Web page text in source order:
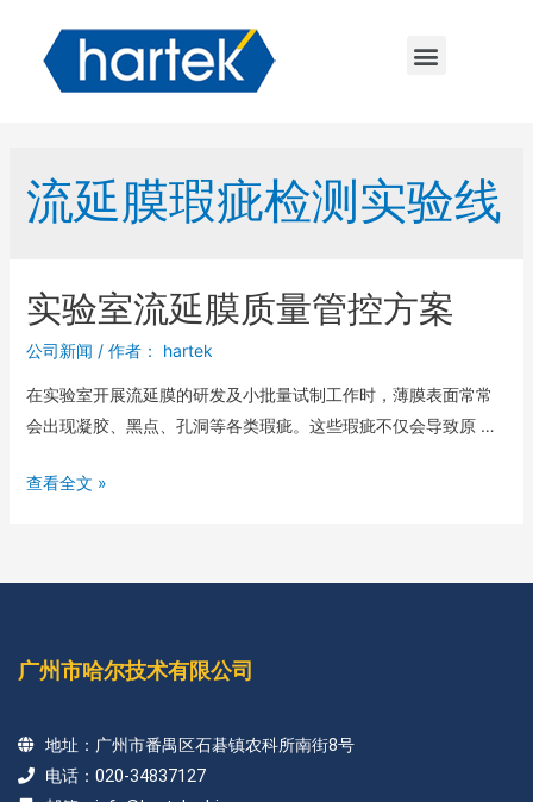
流延膜瑕疵检测实验线
实验室流延膜质量管控方案
公司新闻 / 作者： hartek
在实验室开展流延膜的研发及小批量试制工作时，薄膜表面常常
会出现凝胶、黑点、孔洞等各类瑕疵。这些瑕疵不仅会导致原 …
查看全文 »
广州市哈尔技术有限公司
地址：广州市番禺区石碁镇农科所南街8号
电话：020-34837127